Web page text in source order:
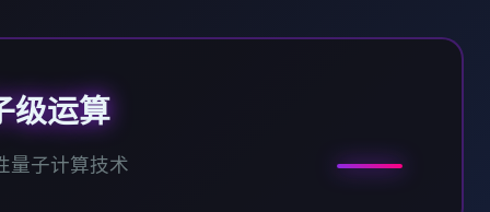
级运算
量子计算技术